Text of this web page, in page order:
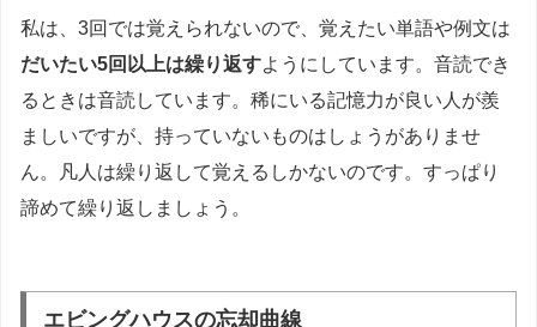
私は、3回では覚えられないので、覚えたい単語や例文は
だいたい5回以上は繰り返すようにしています。音読でき
るときは音読しています。稀にいる記憶力が良い人が羨
ましいですが、持っていないものはしょうがありませ
ん。凡人は繰り返して覚えるしかないのです。すっぱり
諦めて繰り返しましょう。
エビングハウスの忘却曲線